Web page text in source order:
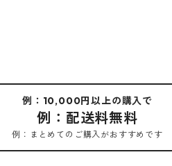
例：10,000円以上の購入で
例：配送料無料
例：まとめてのご購入がおすすめです